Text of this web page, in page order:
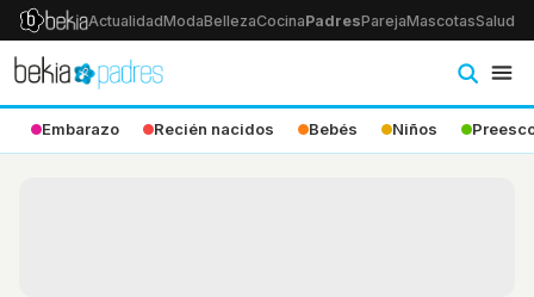
ActualidadModaBellezaCocinaPadresParejaMascotasSalud
Embarazo Recién nacidos Bebés Niños